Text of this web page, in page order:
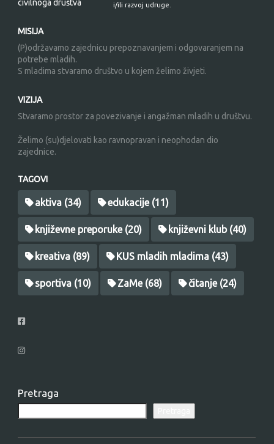
i/ili razvoj udruge.
MISIJA
(P)održavamo zajednicu prepoznavanjem i odgovaranjem na
potrebe mladih.
S mladima stvaramo društvo u kojem želimo živjeti.
VIZIJA
Stvaramo prostor za povezivanje i angažman mladih u društvu.
Želimo (su)djelovati kao ravnopravan i neophodan dio
zajednice.
TAGOVI
aktiva (34) edukacije(11)
književne preporuke(20) književni klub(40)
kreativa (89) KUS mladih mladima (43)
sportiva (10) ZaMe(68) čitanje(24)
Pretraga